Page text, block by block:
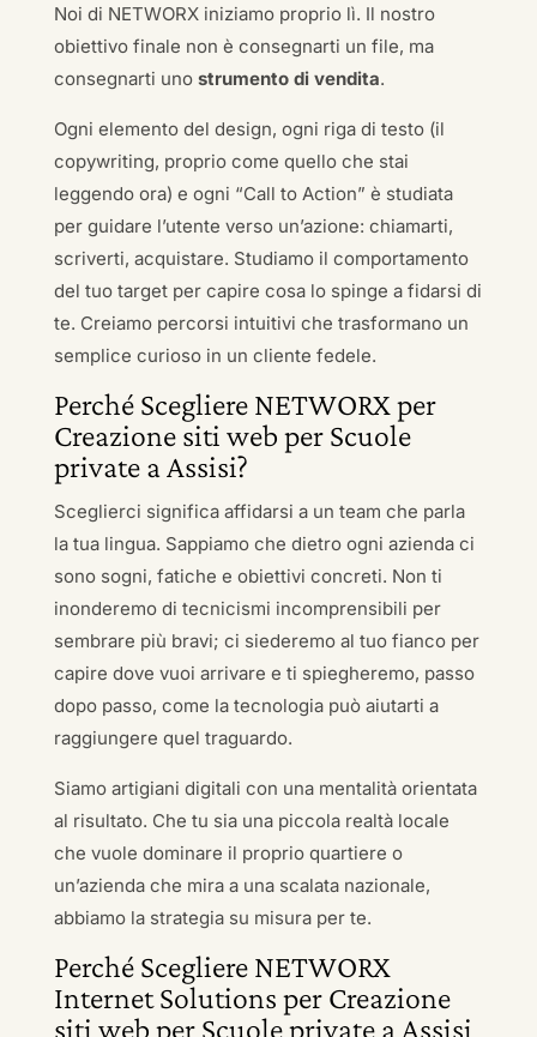
Noi di NETWORX iniziamo proprio lì. Il nostro
obiettivo finale non è consegnarti un file, ma
consegnarti uno strumento di vendita.
Ogni elemento del design, ogni riga di testo (il
copywriting, proprio come quello che stai
leggendo ora) e ogni “Call to Action” è studiata
per guidare l’utente verso un’azione: chiamarti,
scriverti, acquistare. Studiamo il comportamento
del tuo target per capire cosa lo spinge a fidarsi di
te. Creiamo percorsi intuitivi che trasformano un
semplice curioso in un cliente fedele.
Perché Scegliere NETWORX per
Creazione siti web per Scuole
private a Assisi?
Sceglierci significa affidarsi a un team che parla
la tua lingua. Sappiamo che dietro ogni azienda ci
sono sogni, fatiche e obiettivi concreti. Non ti
inonderemo di tecnicismi incomprensibili per
sembrare più bravi; ci siederemo al tuo fianco per
capire dove vuoi arrivare e ti spiegheremo, passo
dopo passo, come la tecnologia può aiutarti a
raggiungere quel traguardo.
Siamo artigiani digitali con una mentalità orientata
al risultato. Che tu sia una piccola realtà locale
che vuole dominare il proprio quartiere o
un’azienda che mira a una scalata nazionale,
abbiamo la strategia su misura per te.
Perché Scegliere NETWORX
Internet Solutions per Creazione
siti web per Scuole private a Assisi